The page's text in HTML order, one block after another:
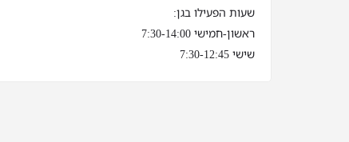
שעות הפעילו בגן:
ראשון-חמישי 7:30-14:00
שישי 7:30-12:45